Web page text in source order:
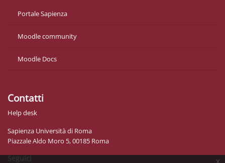
x
Portale Sapienza
Moodle community
Moodle Docs
Contatti
Help desk
Sapienza Università di Roma
Piazzale Aldo Moro 5, 00185 Roma
Seguici